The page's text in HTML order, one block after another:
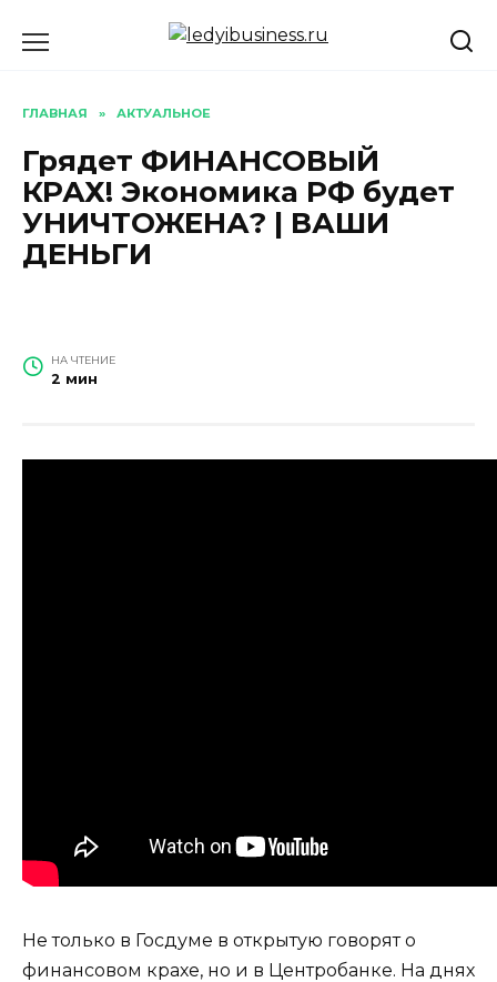
ГЛАВНАЯ » АКТУАЛЬНОЕ
Грядет ФИНАНСОВЫЙ
КРАХ! Экономика РФ будет
УНИЧТОЖЕНА? | ВАШИ
ДЕНЬГИ
НА ЧТЕНИЕ
2 мин
Не только в Госдуме в открытую говорят о
финансовом крахе, но и в Центробанке. На днях